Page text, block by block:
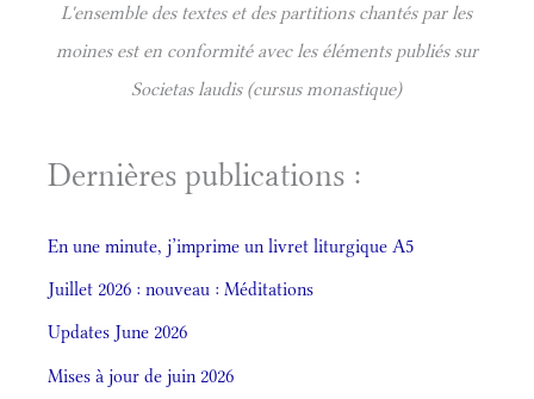
L'ensemble des textes et des partitions chantés par les
moines est en conformité avec les éléments publiés sur
Societas laudis (cursus monastique)
Dernières publications :
En une minute, j’imprime un livret liturgique A5
Juillet 2026 : nouveau : Méditations
Updates June 2026
Mises à jour de juin 2026